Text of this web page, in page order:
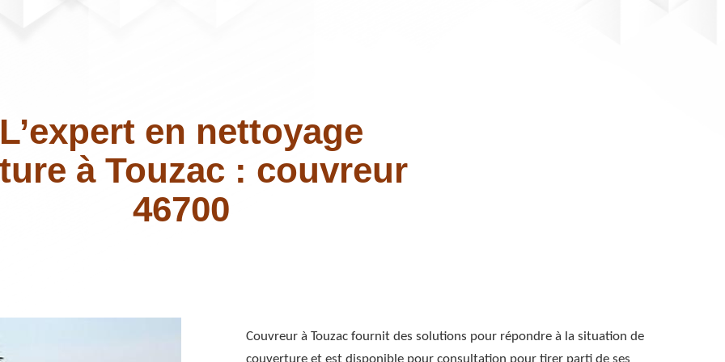
L’expert en nettoyage
à Touzac : couvreur
46700
Couvreur à Touzac fournit des solutions pour répondre à la situation de
couverture et est disponible pour consultation pour tirer parti de ses